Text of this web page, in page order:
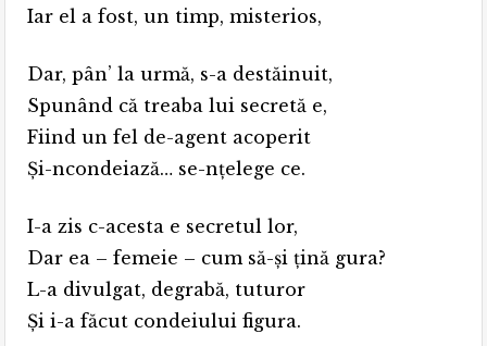
Iar el a fost, un timp, misterios,
Dar, pân’ la urmă, s-a destăinuit,
Spunând că treaba lui secretă e,
Fiind un fel de-agent acoperit
Și-ncondeiază… se-nțelege ce.
I-a zis c-acesta e secretul lor,
Dar ea – femeie – cum să-și țină gura?
L-a divulgat, degrabă, tuturor
Și i-a făcut condeiului figura.